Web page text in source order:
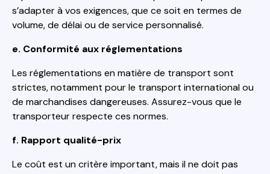
s’adapter à vos exigences, que ce soit en termes de
volume, de délai ou de service personnalisé.
e. Conformité aux réglementations
Les réglementations en matière de transport sont
strictes, notamment pour le transport international ou
de marchandises dangereuses. Assurez-vous que le
transporteur respecte ces normes.
f. Rapport qualité-prix
Le coût est un critère important, mais il ne doit pas